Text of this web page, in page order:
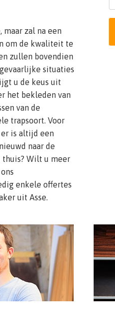
maar zal na een
om de kwaliteit te
zullen bovendien
situaties
u de keus uit
het bekleden van
van de
trapsoort. Voor
is altijd een
naar de
Wilt u meer
enkele offertes
uit Asse.